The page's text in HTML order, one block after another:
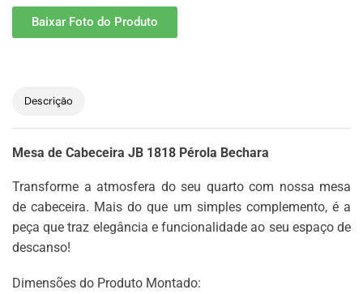
Baixar Foto do Produto
Descrição
Mesa de Cabeceira JB 1818 Pérola Bechara
Transforme a atmosfera do seu quarto com nossa mesa
de cabeceira. Mais do que um simples complemento, é a
peça que traz elegância e funcionalidade ao seu espaço de
descanso!
Dimensões do Produto Montado: